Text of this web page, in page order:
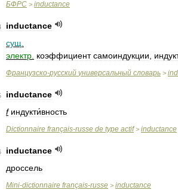
БФРС > inductance
inductance
сущ
электр коэффициент самоиндукции
Французско-русский универсальный словарь >
inductance
f индукти́вность
Dictionnaire français-russe de type actif> inductance
inductance
дроссель
Mini-dictionnaire français-russe > inductance